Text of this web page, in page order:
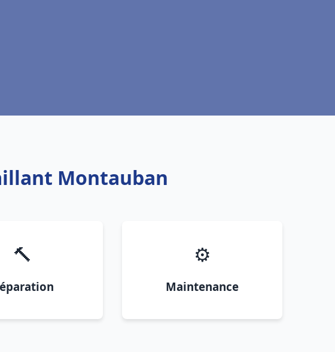
Montauban
🔨 ⚙️
Maintenance